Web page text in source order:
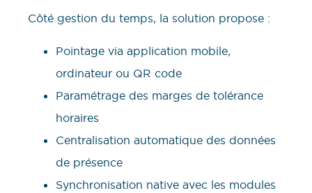
Côté gestion du temps, la solution propose :
Pointage via application mobile,
ordinateur ou QR code
Paramétrage des marges de tolérance
horaires
Centralisation automatique des données
de présence
Synchronisation native avec les modules